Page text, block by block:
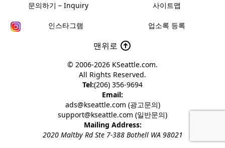
문의하기 – Inquiry 사이트맵
인스타그램 업소록 등록
맨위로
© 2006-2026 KSeattle.com.
All Rights Reserved.
Tel:(206) 356-9694
Email:
ads@kseattle.com (광고문의)
support@kseattle.com (일반문의)
Mailing Address:
2020 Maltby Rd Ste 7-388 Bothell WA 98021